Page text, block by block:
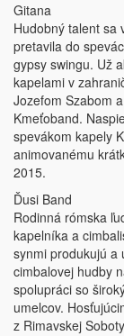
Gitana
Hudobný talent sa
pretavila do
gypsy swingu. Už
kapelami v
Jozefom Szabom
Kmeťoband.
spevákom kapely
animovanému
2015.
Ďusi Band
Rodinná rómska
kapelníka a
synmi produkujú a
cimbalovej hudby
spolupráci so
umelcov.
z Rimavskej